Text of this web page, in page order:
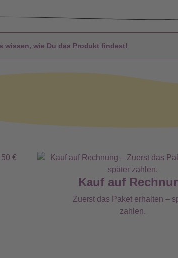
wissen, wie Du das Produkt findest!
Kauf auf
Zuerst das Paket erhalten –
zahlen.